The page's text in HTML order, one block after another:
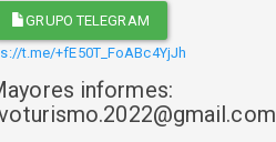
GRUPO TELEGRAM
t.me/+fE50T_FoABc4YjJh
informes: